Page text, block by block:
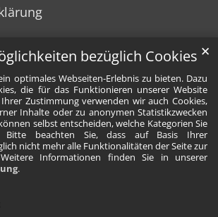
bezüglich Cookies
optimales Webseiten-Erlebnis zu bieten. Dazu
die für das Funktionieren unserer Website
Zustimmung verwenden wir auch Cookies,
Inhalte oder zu anonymen Statistikzwecken
selbst entscheiden, welche Kategorien Sie
Bitte beachten Sie, dass auf Basis Ihrer
nicht mehr alle Funktionalitäten der Seite zur
Informationen finden Sie in unserer
.
✕